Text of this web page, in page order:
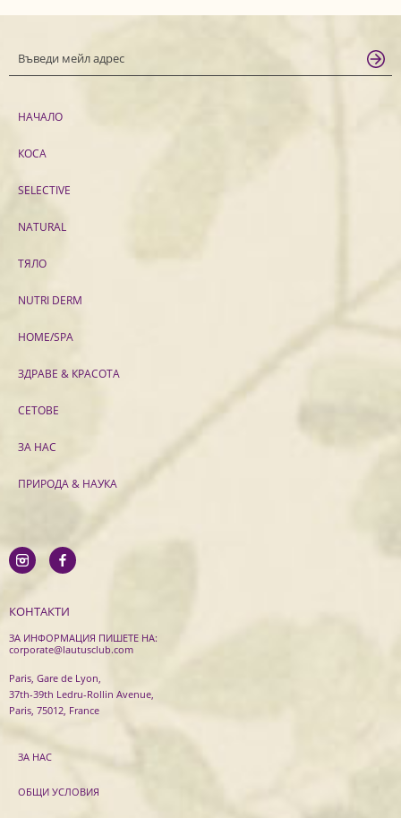
НАЧАЛО
КОСА
SELECTIVE
NATURAL
ТЯЛО
NUTRI DERM
HOME/SPA
ЗДРАВЕ & КРАСОТА
СЕТОВЕ
ЗА НАС
ПРИРОДА & НАУКА
КОНТАКТИ
ЗА ИНФОРМАЦИЯ ПИШЕТЕ НА:
corporate@lautusclub.com
Paris, Gare de Lyon,
37th-39th Ledru-Rollin Avenue,
Paris, 75012, France
ЗА НАС
ОБЩИ УСЛОВИЯ